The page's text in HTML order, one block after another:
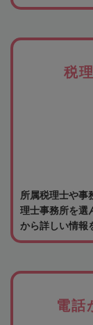
税
所属税理士や事
理士事務所を選
から詳しい情報
電話